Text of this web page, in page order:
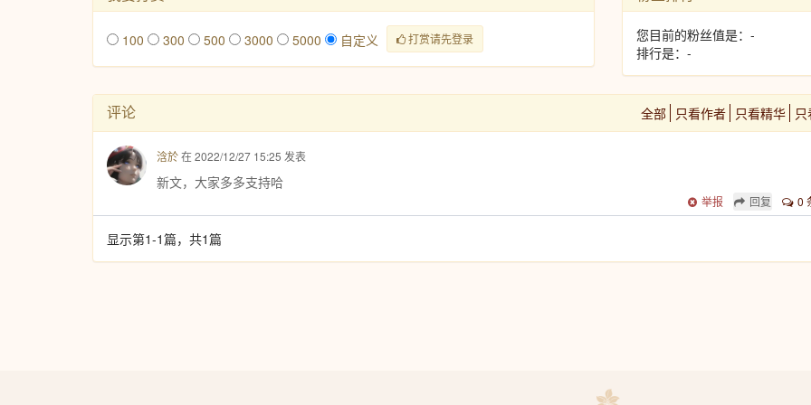
100 300 500 3000 5000 自定义 打赏请先登录
您目前的粉丝值是：-
排行是：-
评论 全部 只看作者 只看精华
浛於 在 2022/12/27 15:25 发表
新文，大家多多支持哈
0
回复
举报
显示第1-1篇，共1篇